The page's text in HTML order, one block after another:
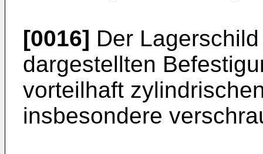
[0016] Der
dargestellten
vorteilhaft
insbesondere